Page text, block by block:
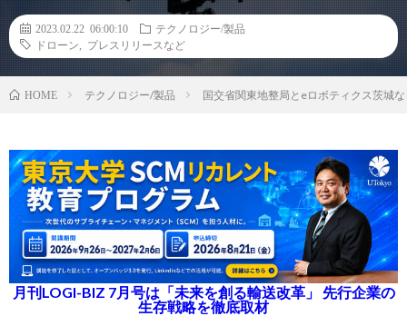
2023.02.22 06:00:10
テクノロジー/製品
ドローン
プレスリリースなど
HOME テクノロジー/製品 国交省関東地整局とeロボティクス茨城
月刊LOGI-BIZ 7月号は「未来を創る輸送改革」 先行企業の
生存戦略を徹底取材